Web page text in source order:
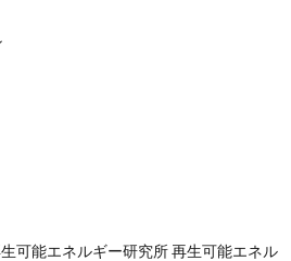
可能エネルギー研究所 再生可能エネル